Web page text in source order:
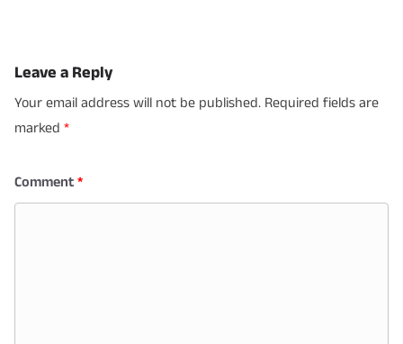
Leave a Reply
Your email address will not be published. Required fields are
marked *
Comment*